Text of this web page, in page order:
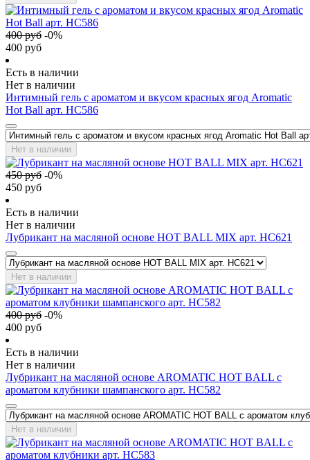
400руб -0%
400 руб
Есть в наличии
Нет в наличии
Интимный гель с ароматом и вкусом красных ягод Aromatic
Hot Ball арт. HC586
Нет в наличии
450руб -0%
450 руб
Есть в наличии
Нет в наличии
Лубрикант на масляной основе HOT BALL MIX арт. HC621
Нет в наличии
400руб -0%
400 руб
Есть в наличии
Нет в наличии
Лубрикант на масляной основе AROMATIC HOT BALL с
ароматом клубники шампанского арт. HC582
Нет в наличии